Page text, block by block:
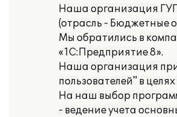
Наша организация
(отрасль - Бюджетные
Мы обратились в
«1С:Предприятие 8».
Наша организация
пользователей" в
На наш выбор
- ведение учета